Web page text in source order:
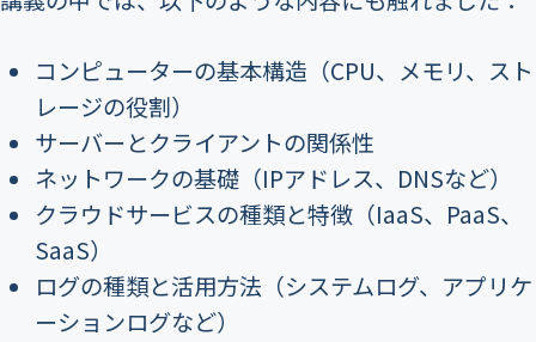
コンピューターの基本構造（CPU、メモリ、スト
レージの役割）
サーバーとクライアントの関係性
ネットワークの基礎（IPアドレス、DNSなど）
クラウドサービスの種類と特徴（IaaS、PaaS、
SaaS）
ログの種類と活用方法（システムログ、アプリケ
ーションログなど）